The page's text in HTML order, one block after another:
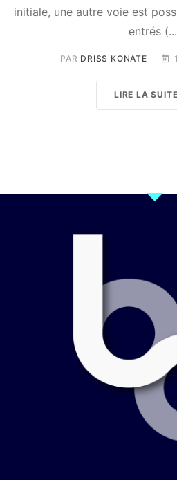
initiale, une autre voie est
entrés
PAR DRISS KONATE
LIRE LA SUITE